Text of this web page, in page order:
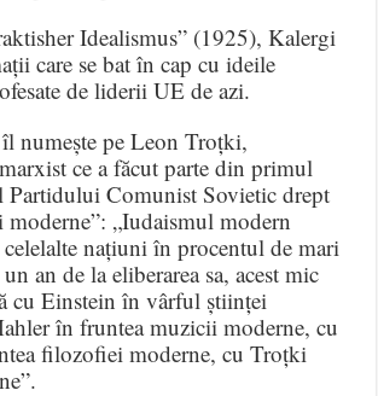
Idealismus” (1925), Kalergi
care se bat în cap cu ideile
de liderii UE de azi.
numește pe Leon Troțki,
ce a făcut parte din primul
Comunist Sovietic drept
„Iudaismul modern
celelalte națiuni în procentul de mari
an de la eliberarea sa, acest mic
cu Einstein în vârful științei
în fruntea muzicii moderne, cu
filozofiei moderne, cu Troțki